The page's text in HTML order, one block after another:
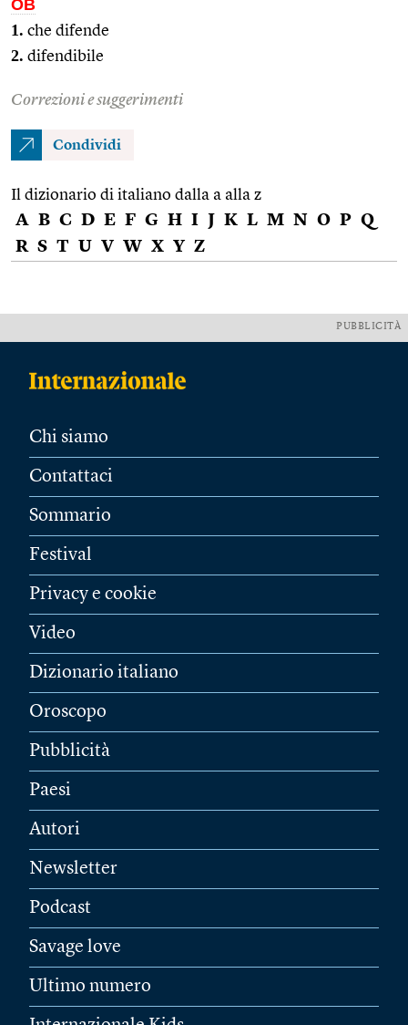
OB
1. che difende
2. difendibile
Correzioni e suggerimenti
Condividi
Il dizionario di italiano dalla a alla z
A B C D E F G H I J K L M N O P Q
R S T U V W X Y Z
PUBBLICITÀ
Chi siamo
Contattaci
Sommario
Festival
Privacy e cookie
Video
Dizionario italiano
Oroscopo
Pubblicità
Paesi
Autori
Newsletter
Podcast
Savage love
Ultimo numero